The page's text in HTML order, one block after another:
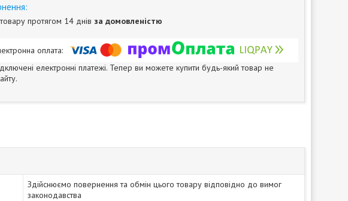
протягом 14 днів за домовленістю
електронні платежі. Тепер ви можете купити будь-який товар не
Здійснюємо повернення та обмін цього товару відповідно до вимог
законодавства